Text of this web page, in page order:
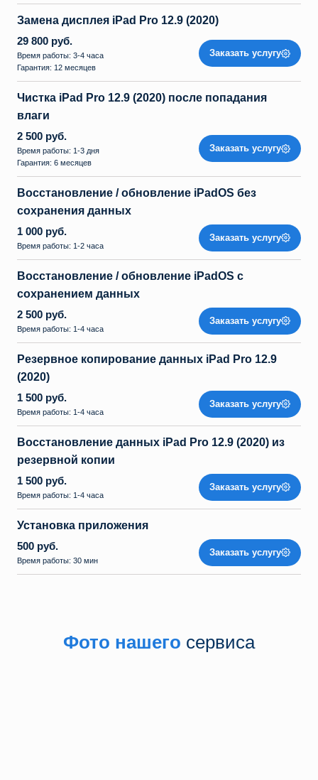
Замена дисплея iPad Pro 12.9 (2020)
29 800 руб.
Время работы: 3-4 часа
Гарантия: 12 месяцев
Заказать услугу
Чистка iPad Pro 12.9 (2020) после попадания
влаги
2 500 руб.
Время работы: 1-3 дня
Гарантия: 6 месяцев
Заказать услугу
Восстановление / обновление iPadOS без
сохранения данных
1 000 руб.
Время работы: 1-2 часа
Заказать услугу
Восстановление / обновление iPadOS с
сохранением данных
2 500 руб.
Время работы: 1-4 часа
Заказать услугу
Резервное копирование данных iPad Pro 12.9
(2020)
1 500 руб.
Время работы: 1-4 часа
Заказать услугу
Восстановление данных iPad Pro 12.9 (2020) из
резервной копии
1 500 руб.
Время работы: 1-4 часа
Заказать услугу
Установка приложения
500 руб.
Время работы: 30 мин
Заказать услугу
Фото нашего сервиса